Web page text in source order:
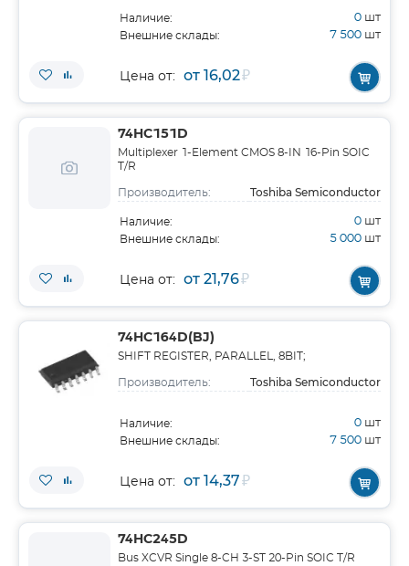
Наличие: 0 шт
Внешние склады: 7 500 шт
Цена от: от 16,02₽
74HC151D
Multiplexer 1-Element CMOS 8-IN 16-Pin SOIC
T/R
Производитель: Toshiba Semiconductor
Наличие: 0 шт
Внешние склады: 5 000 шт
Цена от: от 21,76₽
74HC164D(BJ)
SHIFT REGISTER, PARALLEL, 8BIT;
Производитель: Toshiba Semiconductor
Наличие: 0 шт
Внешние склады: 7 500 шт
Цена от: от 14,37₽
74HC245D
Bus XCVR Single 8-CH 3-ST 20-Pin SOIC T/R